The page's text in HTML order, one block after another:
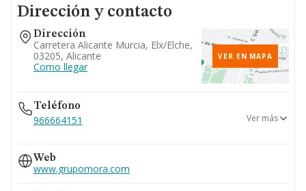
Dirección y contacto
Dirección
Carretera Alicante Murcia, Elx/elche,
03205, Alicante
Como llegar
VER EN MAPA
Teléfono
966664151
966664150
962538025
650...
Ver más
Web
www.grupomora.com